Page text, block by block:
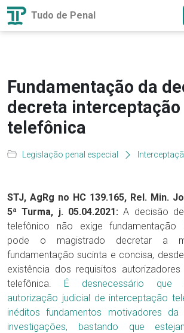
Tudo de Penal
Fundamentação da
decreta interceptação
telefônica
Legislação penal especial
STJ, AgRg no HC 139.165, Rel. Min.
5ª Turma, j. 05.04.2021: A decisão
telefônico não exige fundamentação
pode o magistrado decretar a
fundamentação sucinta e concisa,
existência dos requisitos
telefônica. É desnecessário que
autorização judicial de interceptação
inéditos fundamentos motivadores da
investigações, bastando que